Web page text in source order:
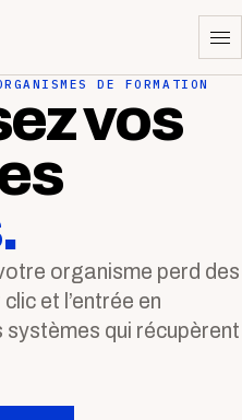
DE FORMATION
vos
organisme perd des
et l’entrée en
qui récupèrent